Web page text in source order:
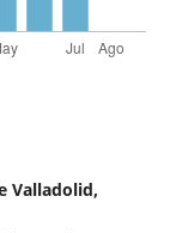
Valladolid,